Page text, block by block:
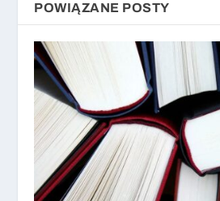
POWIĄZANE POSTY